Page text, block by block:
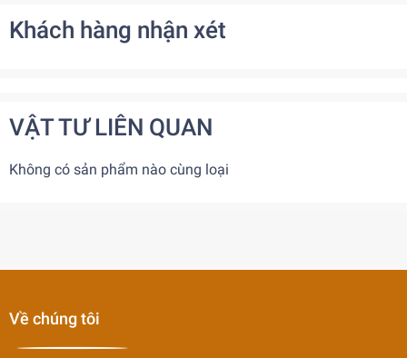
Khách hàng nhận xét
VẬT TƯ LIÊN QUAN
Không có sản phẩm nào cùng loại
Về chúng tôi